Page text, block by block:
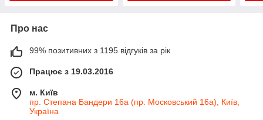
Про нас
99% позитивних з 1195 відгуків за рік
Працює з 19.03.2016
м. Київ
пр. Степана Бандери 16а (пр. Московський 16а), Київ,
Україна